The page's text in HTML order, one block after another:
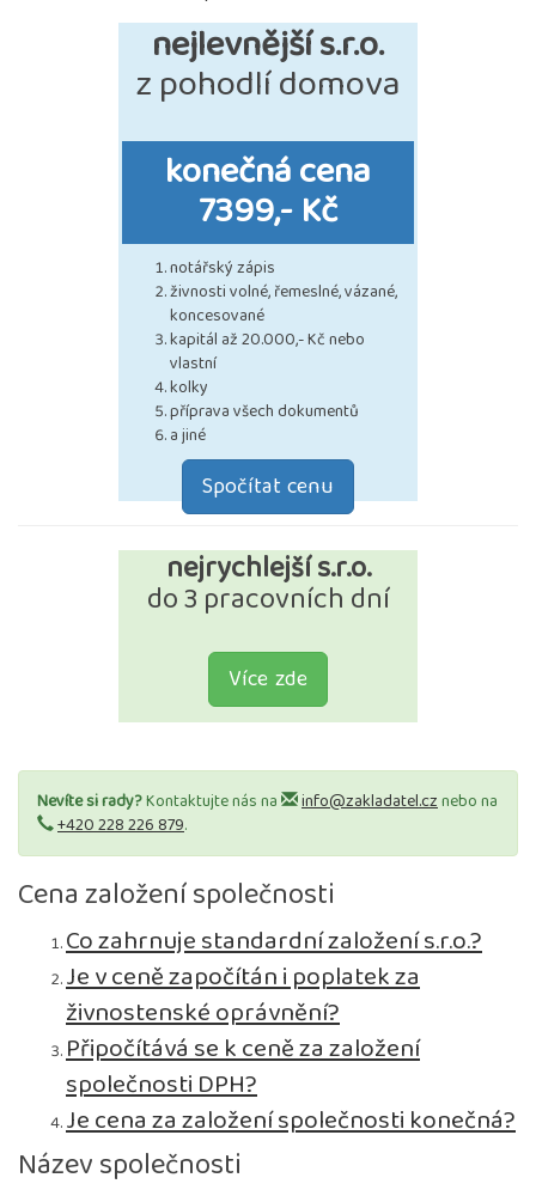
nejlevnější s.r.o.
z pohodlí domova
konečná cena
7399,- Kč
notářský zápis
živnosti volné, řemeslné, vázané,
koncesované
kapitál až 20.000,- Kč nebo
vlastní
kolky
příprava všech dokumentů
a jiné
Spočítat cenu
nejrychlejší s.r.o.
do 3 pracovních dní
Více zde
Nevíte si rady?Kontaktujte nás na info@zakladatel.cznebo na
+420 228 226 879.
Cena založení společnosti
Co zahrnuje standardní založení s.r.o.?
Je v ceně započítán i poplatek za
živnostenské oprávnění?
Připočítává se k ceně za založení
společnosti DPH?
Je cena za založení společnosti konečná?
Název společnosti